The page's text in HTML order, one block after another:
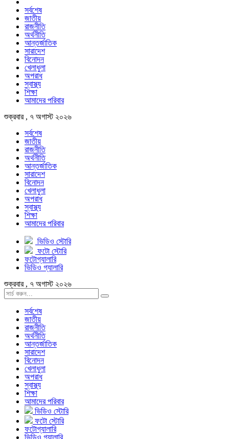
সর্বশেষ
জাতীয়
রাজনীতি
অর্থনীতি
আন্তর্জাতিক
সারাদেশ
বিনোদন
খেলাধুলা
অপরাধ
স্বাস্থ্য
শিক্ষা
আমাদের পরিবার
শুক্রবার , ৭ অগাস্ট ২০২৬
সর্বশেষ
জাতীয়
রাজনীতি
অর্থনীতি
আন্তর্জাতিক
সারাদেশ
বিনোদন
খেলাধুলা
অপরাধ
স্বাস্থ্য
শিক্ষা
আমাদের পরিবার
ভিডিও স্টোরি
ফটো স্টোরি
ফটোগ্যালারি
ভিডিও গ্যালারি
শুক্রবার , ৭ অগাস্ট ২০২৬
সর্বশেষ
জাতীয়
রাজনীতি
অর্থনীতি
আন্তর্জাতিক
সারাদেশ
বিনোদন
খেলাধুলা
অপরাধ
স্বাস্থ্য
শিক্ষা
আমাদের পরিবার
ভিডিও স্টোরি
ফটো স্টোরি
ফটোগ্যালারি
ভিডিও গ্যালারি